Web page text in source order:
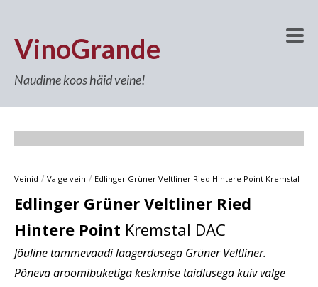
VinoGrande
Naudime koos häid veine!
Veinid / Valge vein / Edlinger Grüner Veltliner Ried Hintere Point Kremstal
Edlinger Grüner Veltliner Ried
Hintere Point Kremstal DAC
Jõuline tammevaadi laagerdusega Grüner Veltliner.
Põneva aroomibuketiga keskmise täidlusega kuiv valge